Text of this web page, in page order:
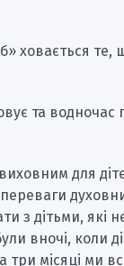
ховається те,
та водночас
для
з дітьми, які
вночі, коли
місяці ми